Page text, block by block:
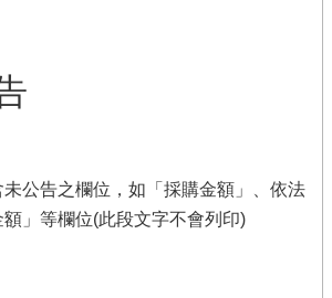
公告之欄位，如「採購金額」、依法
」等欄位(此段文字不會列印)